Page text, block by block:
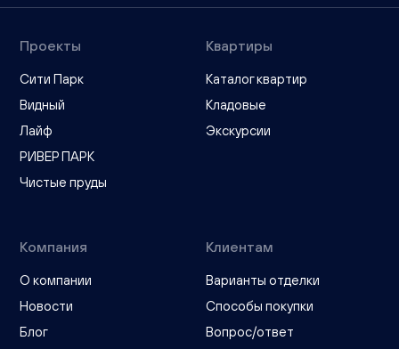
Проекты
Сити Парк
Видный
Лайф
РИВЕР ПАРК
Чистые пруды
Квартиры
Каталог квартир
Кладовые
Экскурсии
Компания
О компании
Новости
Блог
Клиентам
Варианты отделки
Способы покупки
Вопрос/ответ